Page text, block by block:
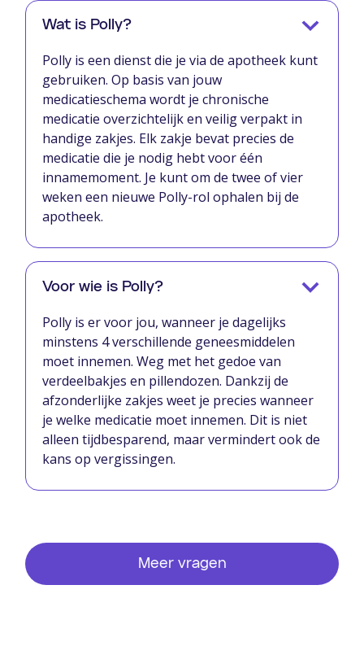
Wat is Polly?
Polly is een dienst die je via de apotheek kunt
gebruiken. Op basis van jouw
medicatieschema wordt je chronische
medicatie overzichtelijk en veilig verpakt in
handige zakjes. Elk zakje bevat precies de
medicatie die je nodig hebt voor één
innamemoment. Je kunt om de twee of vier
weken een nieuwe Polly-rol ophalen bij de
apotheek.
Voor wie is Polly?
Polly is er voor jou, wanneer je dagelijks
minstens 4 verschillende geneesmiddelen
moet innemen. Weg met het gedoe van
verdeelbakjes en pillendozen. Dankzij de
afzonderlijke zakjes weet je precies wanneer
je welke medicatie moet innemen. Dit is niet
alleen tijdbesparend, maar vermindert ook de
kans op vergissingen.
Meer vragen